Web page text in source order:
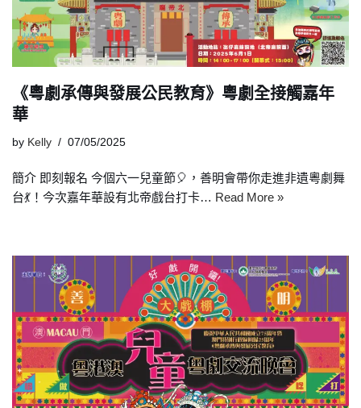
《粵劇承傳與發展公民教育》粵劇全接觸嘉年
華
by Kelly 07/05/2025
簡介 即刻報名 今個六一兒童節🎈，善明會帶你走進非遺粵劇舞
台💃！今次嘉年華設有北帝戲台打卡… Read More »